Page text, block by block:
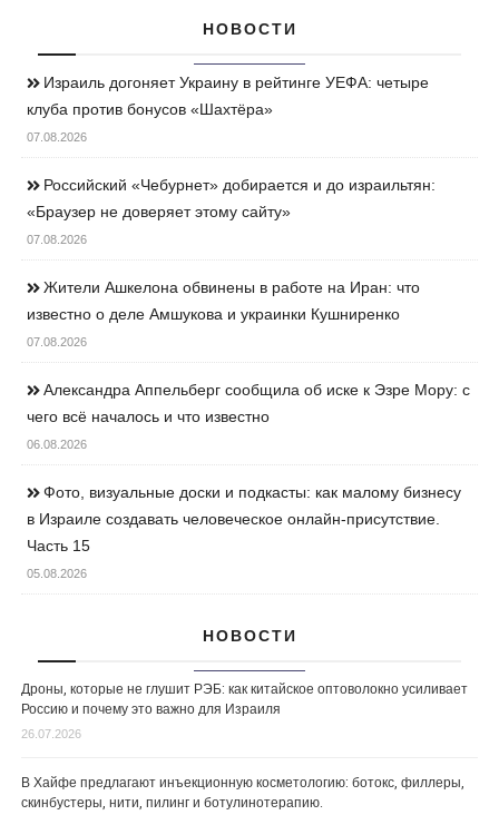
НОВОСТИ
Израиль догоняет Украину в рейтинге УЕФА: четыре
клуба против бонусов «Шахтёра»
07.08.2026
Российский «Чебурнет» добирается и до израильтян:
«Браузер не доверяет этому сайту»
07.08.2026
Жители Ашкелона обвинены в работе на Иран: что
известно о деле Амшукова и украинки Кушниренко
07.08.2026
Александра Аппельберг сообщила об иске к Эзре Мору: с
чего всё началось и что известно
06.08.2026
Фото, визуальные доски и подкасты: как малому бизнесу
в Израиле создавать человеческое онлайн-присутствие.
Часть 15
05.08.2026
НОВОСТИ
Дроны, которые не глушит РЭБ: как китайское оптоволокно усиливает
Россию и почему это важно для Израиля
26.07.2026
В Хайфе предлагают инъекционную косметологию: ботокс, филлеры,
скинбустеры, нити, пилинг и ботулинотерапию.